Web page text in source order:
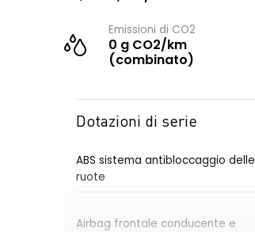
Emissioni di CO2
0 g CO2/km
(combinato)
Dotazioni di serie
ABS sistema antibloccaggio delle
ruote
Airbag frontale conducente e